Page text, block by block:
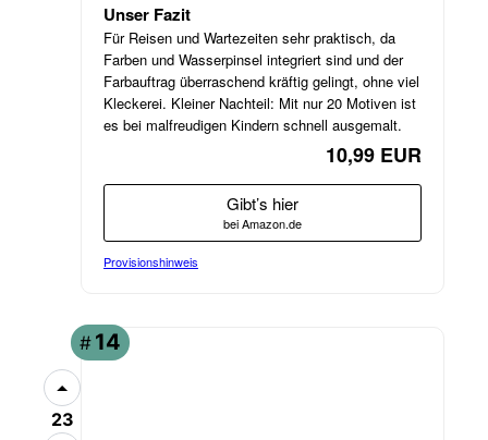
Unser Fazit
Für Reisen und Wartezeiten sehr praktisch, da
Farben und Wasserpinsel integriert sind und der
Farbauftrag überraschend kräftig gelingt, ohne viel
Kleckerei. Kleiner Nachteil: Mit nur 20 Motiven ist
es bei malfreudigen Kindern schnell ausgemalt.
10,99 EUR
Gibt’s hier
bei Amazon.de
Provisionshinweis
# 14
23